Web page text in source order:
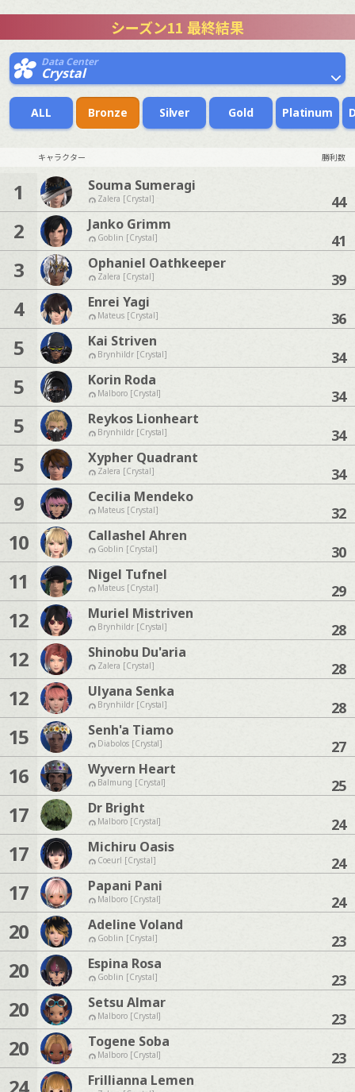
シーズン11 最終結果
Data Center
Crystal
ALL Bronze Silver Gold Platinum
キャラクター 勝利数
1 Souma Sumeragi
Zalera [Crystal] 44
2 Janko Grimm
Goblin [Crystal] 41
3 Ophaniel Oathkeeper
Zalera [Crystal] 39
4 Enrei Yagi
Mateus [Crystal] 36
5 Kai Striven
Brynhildr [Crystal] 34
5 Korin Roda
Malboro [Crystal] 34
5 Reykos Lionheart
Brynhildr [Crystal] 34
5 Xypher Quadrant
Zalera [Crystal] 34
9 Cecilia Mendeko
Mateus [Crystal] 32
10 Callashel Ahren
Goblin [Crystal] 30
11 Nigel Tufnel
Mateus [Crystal] 29
12 Muriel Mistriven
Brynhildr [Crystal] 28
12 Shinobu Du'aria
Zalera [Crystal] 28
12 Ulyana Senka
Brynhildr [Crystal] 28
15 Senh'a Tiamo
Diabolos [Crystal] 27
16 Wyvern Heart
Balmung [Crystal] 25
17 Dr Bright
Malboro [Crystal] 24
17 Michiru Oasis
Coeurl [Crystal] 24
17 Papani Pani
Malboro [Crystal] 24
20 Adeline Voland
Goblin [Crystal] 23
20 Espina Rosa
Goblin [Crystal] 23
20 Setsu Almar
Malboro [Crystal] 23
20 Togene Soba
Malboro [Crystal] 23
24 Frillianna Lemen